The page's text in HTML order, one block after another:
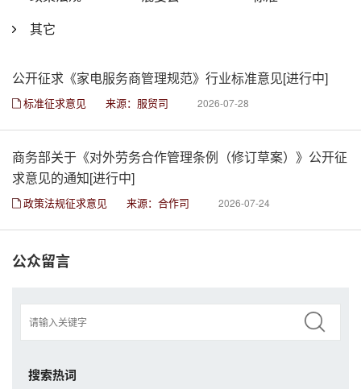
其它
公开征求《家电服务商管理规范》行业标准意见[进行中]
标准征求意见 来源：服贸司 2026-07-28
商务部关于《对外劳务合作管理条例（修订草案）》公开征
求意见的通知[进行中]
政策法规征求意见 来源：合作司 2026-07-24
公众留言
搜索热词